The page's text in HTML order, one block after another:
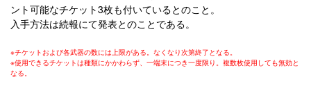
ント可能なチケット3枚も付いているとのこと。
入手方法は続報にて発表とのことである。
※チケットおよび各武器の数には上限がある。なくなり次第終了となる。
※使用できるチケットは種類にかかわらず、一端末につき一度限り。複数枚使用しても無効と
なる。